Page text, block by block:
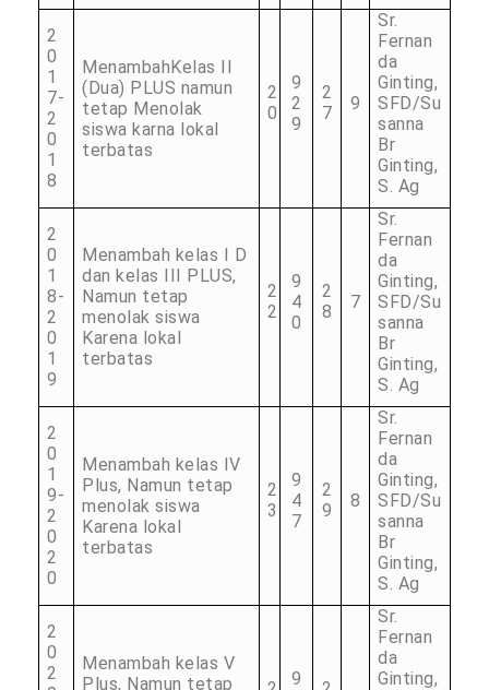
2
0
1
7-
2
0
1
8
MenambahKelas II
(Dua) PLUS namun
tetap Menolak
siswa karna lokal
terbatas
2
0
9
2
9
2
7
9
Sr.
Fernan
da
Ginting,
SFD/Su
sanna
Br
Ginting,
S. Ag
2
0
1
8-
2
0
1
9
Menambah kelas I D
dan kelas III PLUS,
Namun tetap
menolak siswa
Karena lokal
terbatas
2
2
9
4
0
2
8
7
Sr.
Fernan
da
Ginting,
SFD/Su
sanna
Br
Ginting,
S. Ag
2
0
1
9-
2
0
2
0
Menambah kelas IV
Plus, Namun tetap
menolak siswa
Karena lokal
terbatas
2
3
9
4
7
2
9
8
Sr.
Fernan
da
Ginting,
SFD/Su
sanna
Br
Ginting,
S. Ag
2
0
2
Menambah kelas V
Plus, Namun tetap
9
Sr.
Fernan
da
Ginting,